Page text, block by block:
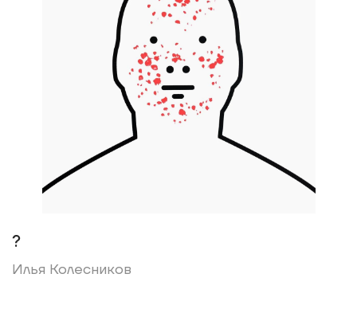
?
Илья Колесников